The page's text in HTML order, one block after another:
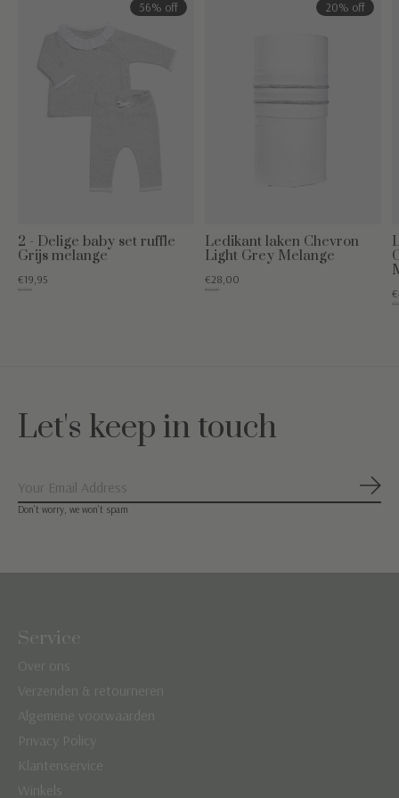
56% off
2 - Delige baby set ruffle
Grijs melange
€19,95
€44,95
20% off
Ledikant laken Chevron
Light Grey Melange
€28,00
€35,00
Let's keep in touch
Don’t worry, we won’t spam
Service
Over ons
Verzenden & retourneren
Algemene voorwaarden
Privacy Policy
Klantenservice
Winkels